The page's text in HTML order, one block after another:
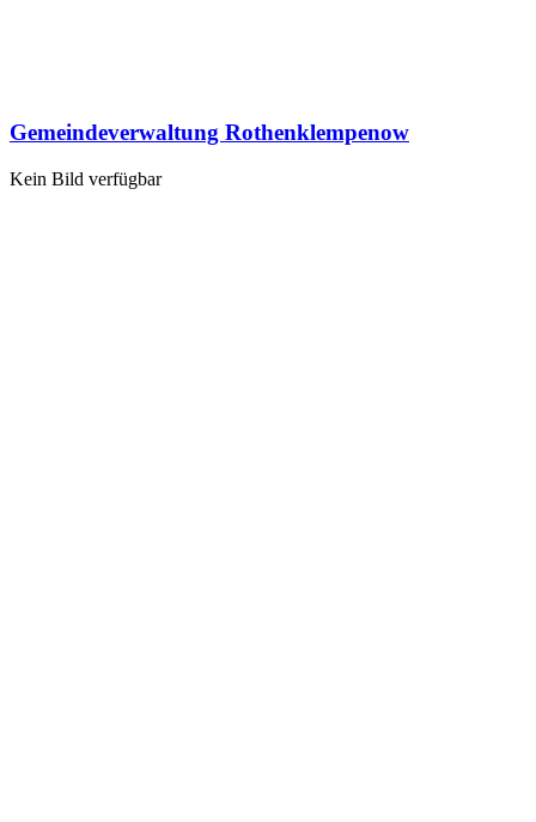
Gemeindeverwaltung Rothenklempenow
Kein Bild verfügbar